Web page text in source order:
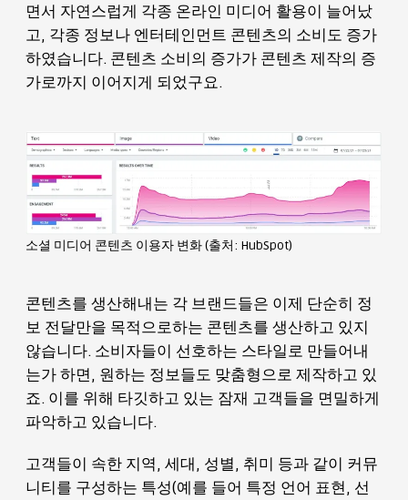
면서 자연스럽게 각종 온라인 미디어 활용이 늘어났
고, 각종 정보나 엔터테인먼트 콘텐츠의 소비도 증가
하였습니다. 콘텐츠 소비의 증가가 콘텐츠 제작의 증
가로까지 이어지게 되었구요.
소셜 미디어 콘텐츠 이용자 변화 (출처: HubSpot)
콘텐츠를 생산해내는 각 브랜드들은 이제 단순히 정
보 전달만을 목적으로하는 콘텐츠를 생산하고 있지
않습니다. 소비자들이 선호하는 스타일로 만들어내
는가 하면, 원하는 정보들도 맞춤형으로 제작하고 있
죠. 이를 위해 타깃하고 있는 잠재 고객들을 면밀하게
파악하고 있습니다.
고객들이 속한 지역, 세대, 성별, 취미 등과 같이 커뮤
니티를 구성하는 특성(예를 들어 특정 언어 표현, 선